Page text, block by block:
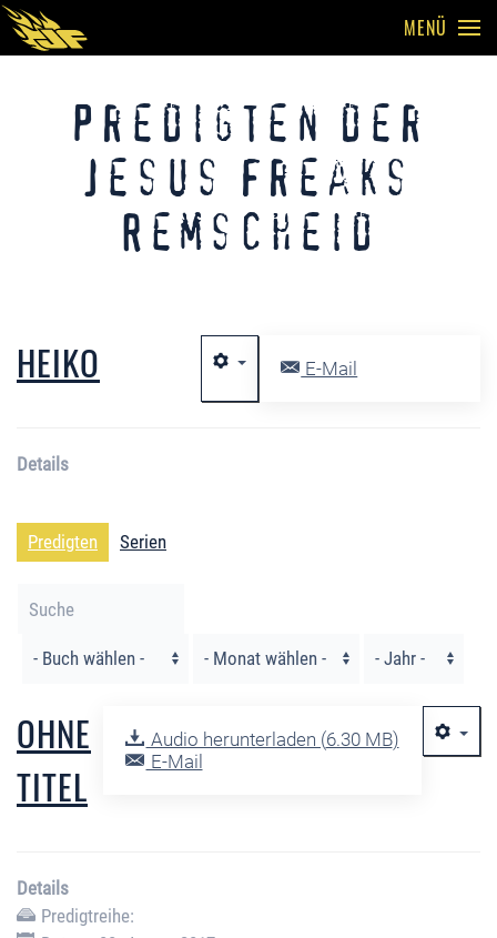
MENÜ
Predigten der
Jesus Freaks
Remscheid
E-Mail
HEIKO
Details
Predigten Serien
Filter
Audio herunterladen (6.30 MB)
E-Mail
OHNE
TITEL
Details
Predigtreihe: